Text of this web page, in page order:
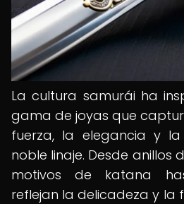
La cultura samurái ha
gama de joyas que
fuerza, la elegancia y
noble linaje. Desde anillos
motivos de katana
reflejan la delicadeza y la